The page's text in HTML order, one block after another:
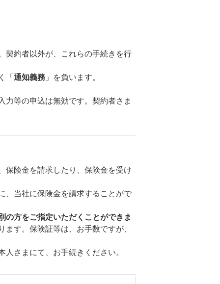
契約者以外が、これらの手続きを行
「 通知義務 」を負います。
力等の申込は無効です。契約者さま
保険金を請求したり、保険金を受け
、当社に保険金を請求することがで
の方をご指定いただくことができま
す。保険証等は、お手数ですが、
人さまにて、お手続きください。